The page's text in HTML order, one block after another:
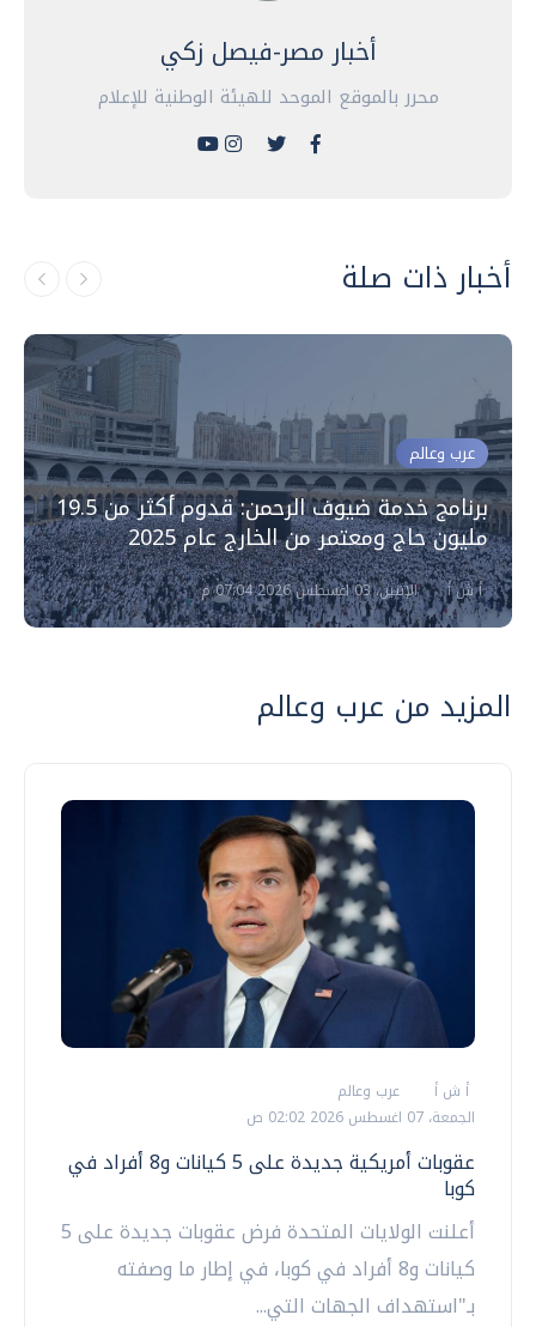
أخبار مصر-فيصل زكي
محرر بالموقع الموحد للهيئة الوطنية للإعلام
أخبار ذات صلة
عرب وعالم
برنامج خدمة ضيوف الرحمن: قدوم أكثر من 19.5
مليون حاج ومعتمر من الخارج عام 2025
أ ش أ الإثنين، 03 اغسطس 2026 07:04 م
المزيد من عرب وعالم
أ ش أ
عرب وعالم
الجمعة، 07 اغسطس 2026 02:02 ص
عقوبات أمريكية جديدة على 5 كيانات و8 أفراد في
كوبا
أعلنت الولايات المتحدة فرض عقوبات جديدة على 5
كيانات و8 أفراد في كوبا، في إطار ما وصفته
بـ"استهداف الجهات التي...